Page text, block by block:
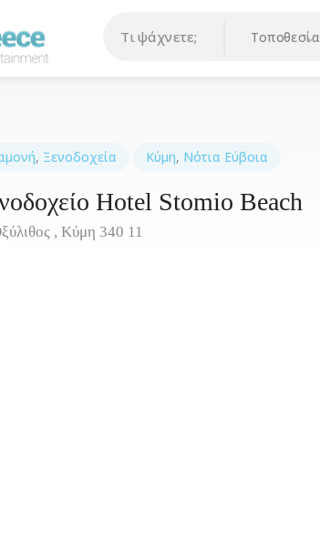
Τοποθεσία
, Ξενοδοχεία Κύμη, Νότια Εύβοια
Ηotel Stomio Beach
, Kύμη 340 11